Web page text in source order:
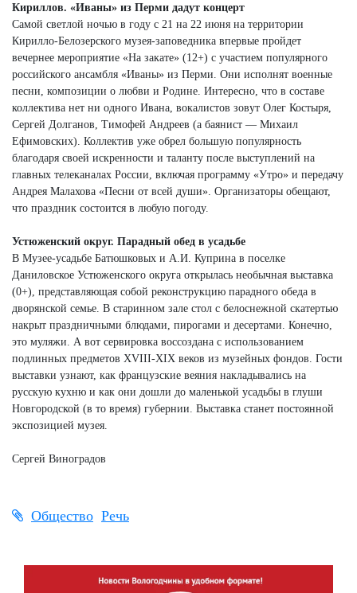
Кириллов. «Иваны» из Перми дадут концерт
Самой светлой ночью в году с 21 на 22 июня на территории
Кирилло-Белозерского музея-заповедника впервые пройдет
вечернее мероприятие «На закате» (12+) с участием популярного
российского ансамбля «Иваны» из Перми. Они исполнят военные
песни, композиции о любви и Родине. Интересно, что в составе
коллектива нет ни одного Ивана, вокалистов зовут Олег Костыря,
Сергей Долганов, Тимофей Андреев (а баянист — Михаил
Ефимовских). Коллектив уже обрел большую популярность
благодаря своей искренности и таланту после выступлений на
главных телеканалах России, включая программу «Утро» и передачу
Андрея Малахова «Песни от всей души». Организаторы обещают,
что праздник состоится в любую погоду.
Устюженский округ. Парадный обед в усадьбе
В Музее-усадьбе Батюшковых и А.И. Куприна в поселке
Даниловское Устюженского округа открылась необычная выставка
(0+), представляющая собой реконструкцию парадного обеда в
дворянской семье. В старинном зале стол с белоснежной скатертью
накрыт праздничными блюдами, пирогами и десертами. Конечно,
это муляжи. А вот сервировка воссоздана с использованием
подлинных предметов XVIII-XIX веков из музейных фондов. Гости
выставки узнают, как французские веяния накладывались на
русскую кухню и как они дошли до маленькой усадьбы в глуши
Новгородской (в то время) губернии. Выставка станет постоянной
экспозицией музея.
Сергей Виноградов
Общество Речь